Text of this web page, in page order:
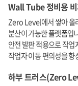
Wall Tube 정비용
Zero Level에서 쌓아 올
분산이 가능한 플랫폼입
안전 발판 적용으로 작
작업자 이동 편의성을
하부 트러스(Zero